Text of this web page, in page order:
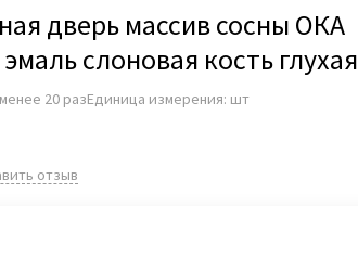
дверь массив сосны ОКА
слоновая кость глухая
20 разЕдиница измерения: шт
отзыв